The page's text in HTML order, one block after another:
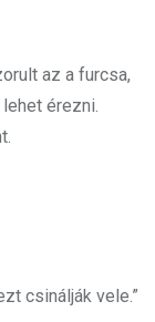
az a furcsa,
érezni.
csinálják vele.”